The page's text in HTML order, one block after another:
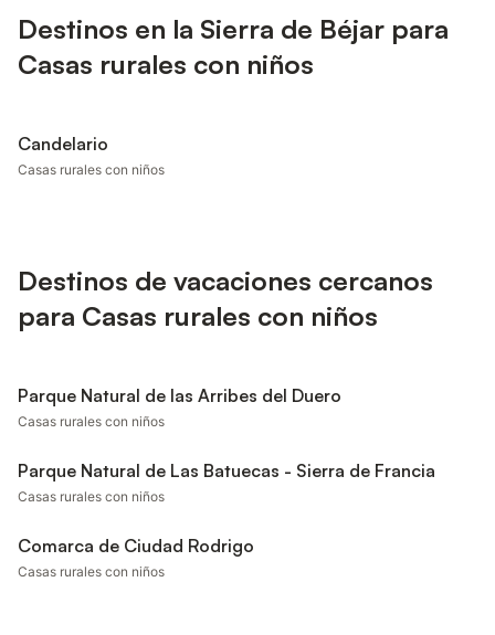
Destinos en la Sierra de Béjar para
Casas rurales con niños
Candelario
Casas rurales con niños
Destinos de vacaciones cercanos
para Casas rurales con niños
Parque Natural de las Arribes del Duero
Casas rurales con niños
Parque Natural de Las Batuecas - Sierra de Francia
Casas rurales con niños
Comarca de Ciudad Rodrigo
Casas rurales con niños